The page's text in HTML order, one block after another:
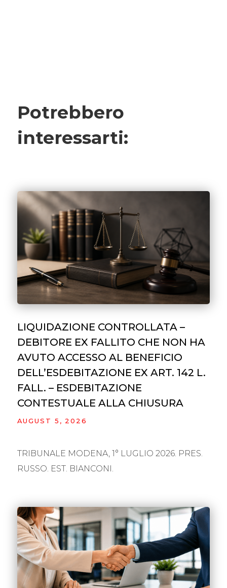
Potrebbero
interessarti:
LIQUIDAZIONE CONTROLLATA –
DEBITORE EX FALLITO CHE NON HA
AVUTO ACCESSO AL BENEFICIO
DELL’ESDEBITAZIONE EX ART. 142 L.
FALL. – ESDEBITAZIONE
CONTESTUALE ALLA CHIUSURA
AUGUST 5, 2026
TRIBUNALE MODENA, 1° LUGLIO 2026. PRES.
RUSSO. EST. BIANCONI.